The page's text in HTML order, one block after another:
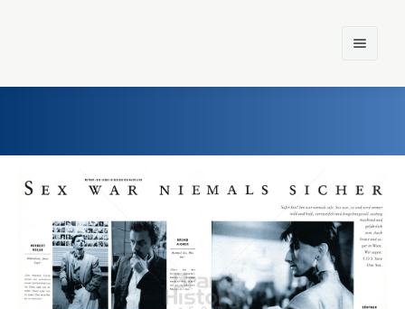
Home
Einst und Heute
Marken
Konzerne